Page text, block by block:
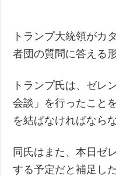
トランプ大統領がカ
者団の質問に答える
トランプ氏は、ゼレ
会談」を行ったこと
を結ばなければなら
同氏はまた、本日ゼ
する予定だと補足した